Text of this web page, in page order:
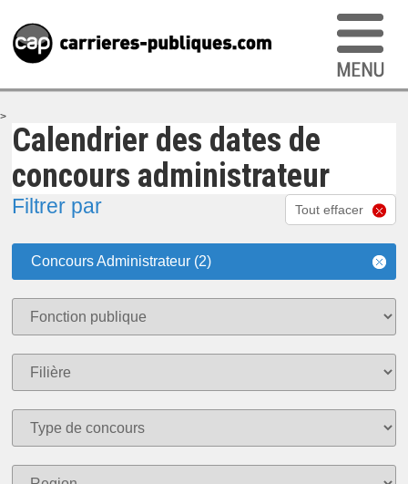
>
Calendrier des dates de
concours administrateur
Filtrer par Tout effacer
Concours Administrateur (2)